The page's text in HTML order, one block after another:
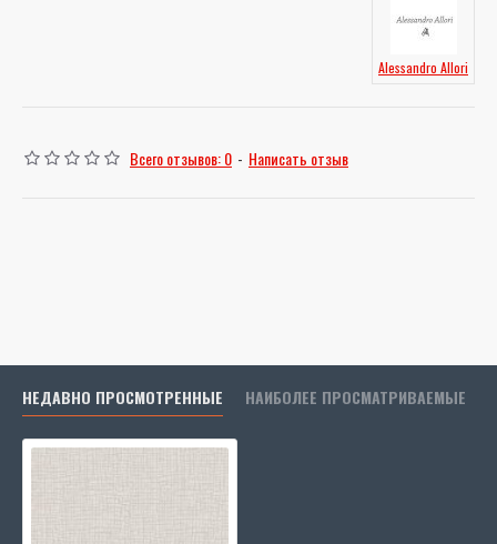
Alessandro Allori
Всего отзывов: 0 - Написать отзыв
НЕДАВНО ПРОСМОТРЕННЫЕ НАИБОЛЕЕ ПРОСМАТРИВАЕМЫЕ